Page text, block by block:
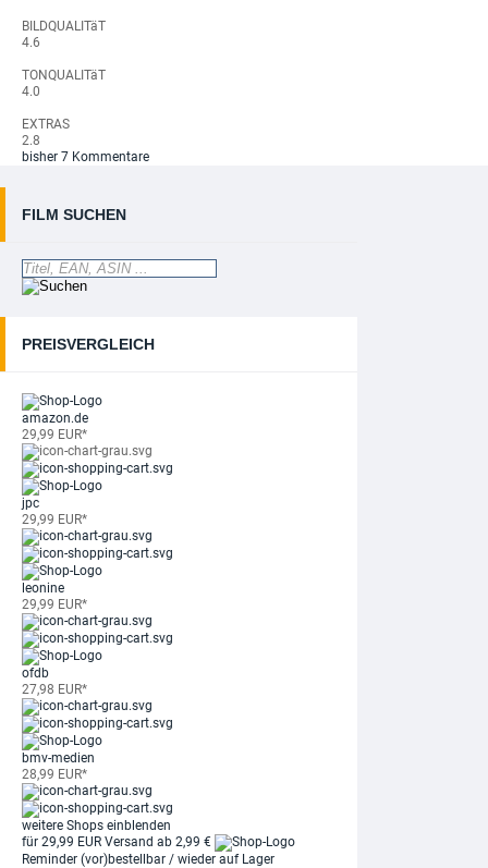
BILDQUALITäT
4.6
TONQUALITäT
4.0
EXTRAS
2.8
bisher 7 Kommentare
FILM SUCHEN
PREISVERGLEICH
amazon.de
29,99 EUR*
jpc
29,99 EUR*
leonine
29,99 EUR*
ofdb
27,98 EUR*
bmv-medien
28,99 EUR*
weitere Shops einblenden
für 29,99 EUR Versand ab 2,99 €
Reminder (vor)bestellbar / wieder auf Lager